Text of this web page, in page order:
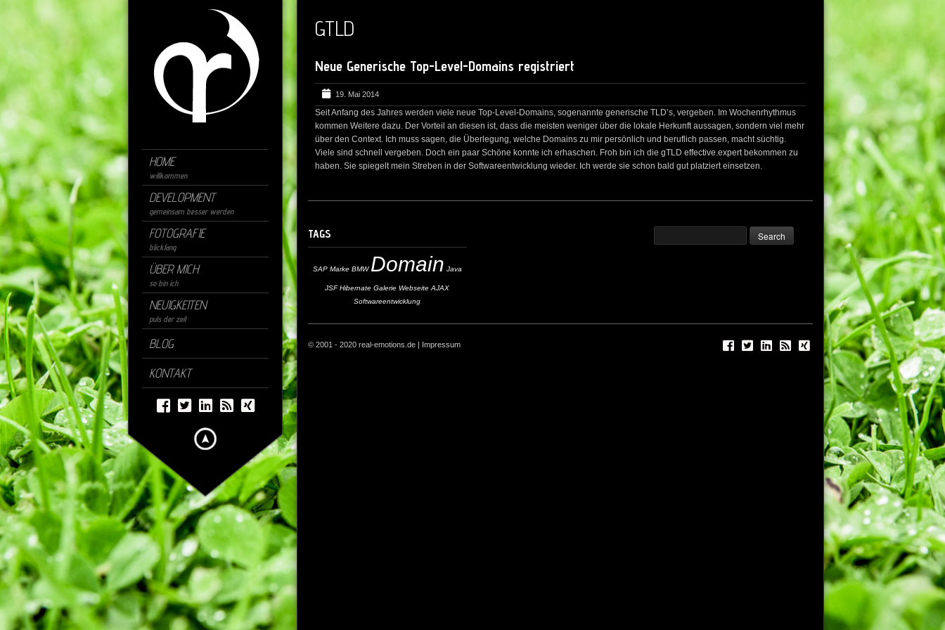
HOME
willkommen
DEVELOPMENT
gemeinsam besser werden
FOTOGRAFIE
blickfang
ÜBER MICH
so bin ich
NEUIGKEITEN
puls der zeit
BLOG
KONTAKT
GTLD
Neue Generische Top-Level-Domains registriert
19. Mai 2014
Seit Anfang des Jahres werden viele neue Top-Level-Domains, sogenannte generische TLD’s, vergeben. Im Wochenrhythmus
kommen Weitere dazu. Der Vorteil an diesen ist, dass die meisten weniger über die lokale Herkunft aussagen, sondern viel mehr
über den Context. Ich muss sagen, die Überlegung, welche Domains zu mir persönlich und beruflich passen, macht süchtig.
Viele sind schnell vergeben. Doch ein paar Schöne konnte ich erhaschen. Froh bin ich die gTLD effective.expertbekommen zu
haben. Sie spiegelt mein Streben in der Softwareentwicklung wieder. Ich werde sie schon bald gut platziert einsetzen.
TAGS
SAP Marke BMW Domain Java
JSF Hibernate Galerie Webseite AJAX
Softwareentwicklung
© 2001 - 2020 real-emotions.de | Impressum